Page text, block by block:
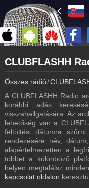
myonlineradio.hu
CLUBFLASHH Radio
Vissza a CLUBFLASHH
Bejelentkezés
Hozz létre saját fiókot!
Most szól
Tudd meg mi szólt eddig
Műsorújság
CLUBFLASHH Radio
Kapcsolat
Összes rádió
A CLUBFLASHH Radio
korábbi adás
visszahallgatására. Az
lehetőség van a
feltöltési dátumra
rendezésére név,
alapértelmezetten a
többet a különböző
helyen megtalálsz
kapcsolat oldalon